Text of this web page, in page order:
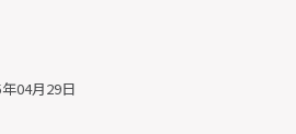
年04月29日